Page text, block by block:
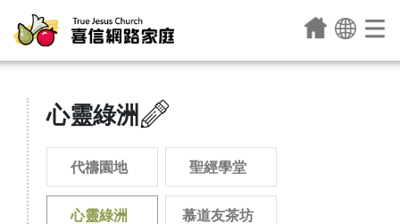
心靈綠洲
代禱園地 聖經學堂
心靈綠洲 慕道友茶坊